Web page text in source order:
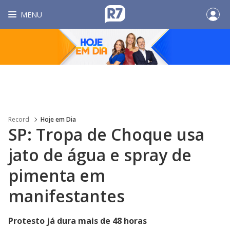
MENU
Record Hoje em Dia
SP: Tropa de Choque usa
jato de água e spray de
pimenta em
manifestantes
Protesto já dura mais de 48 horas